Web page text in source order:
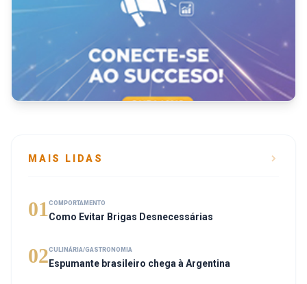
MAIS LIDAS
01 COMPORTAMENTO
Como Evitar Brigas Desnecessárias
02CULINÁRIA/GASTRONOMIA
Espumante brasileiro chega à Argentina